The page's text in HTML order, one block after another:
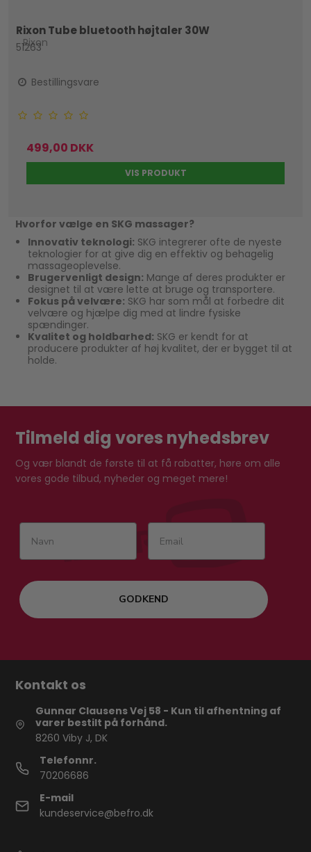
Rixon Tube bluetooth højtaler 30W
Rixon
51263
Bestillingsvare
499,00 DKK
VIS PRODUKT
Hvorfor vælge en SKG massager?
Innovativ teknologi: SKG integrerer ofte de nyeste
teknologier for at give dig en effektiv og behagelig
massageoplevelse.
Brugervenligt design: Mange af deres produkter er
designet til at være lette at bruge og transportere.
Fokus på velvære: SKG har som mål at forbedre dit
velvære og hjælpe dig med at lindre fysiske
spændinger.
Kvalitet og holdbarhed: SKG er kendt for at
producere produkter af høj kvalitet, der er bygget til at
holde.
Tilmeld dig vores nyhedsbrev
Og vær blandt de første til at få rabatter, høre om alle
vores gode tilbud, nyheder og meget mere!
GODKEND
Kontakt os
Gunnar Clausens Vej 58 - Kun til afhentning af
varer bestilt på forhånd.
8260 Viby J, DK
Telefonnr.
70206686
E-mail
kundeservice@befro.dk